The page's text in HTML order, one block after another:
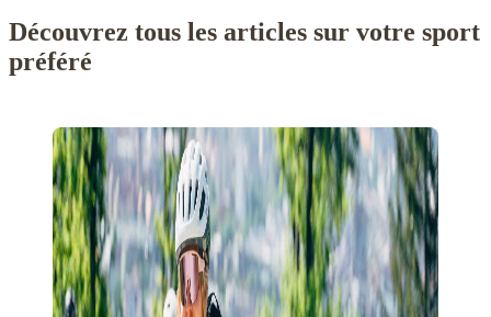
Découvrez tous les articles sur votre sport
préféré